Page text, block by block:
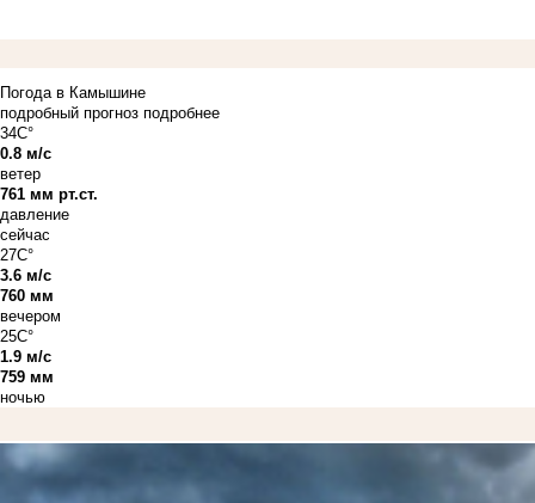
Погода в Камышине
подробный прогноз подробнее
34C°
0.8 м/с
ветер
761 мм рт.ст.
давление
сейчас
27C°
3.6 м/с
760 мм
вечером
25C°
1.9 м/с
759 мм
ночью